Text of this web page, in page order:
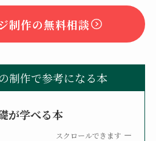
制作の無料相談
制作で参考になる本
が学べる本
スクロールできます